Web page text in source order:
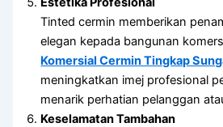
Tinted cermin memberikan
elegan kepada bangunan
Komersial Cermin Tingkap
meningkatkan imej profesional
menarik perhatian pelanggan
Keselamatan Tambahan